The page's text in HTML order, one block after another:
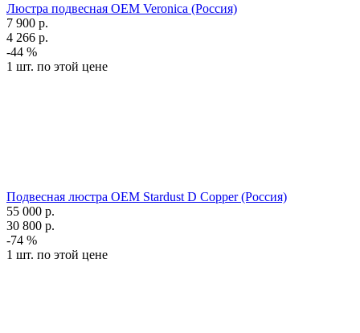
Люстра подвесная OEM Veronica (Россия)
7 900 р.
4 266 р.
-44 %
1 шт. по этой цене
Подвесная люстра OEM Stardust D Copper (Россия)
55 000 р.
30 800 р.
-74 %
1 шт. по этой цене